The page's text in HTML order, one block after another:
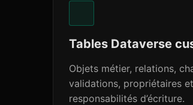
Tables Dataverse
Objets métier, relations,
validations, propriétaires et
responsabilités d’écriture.